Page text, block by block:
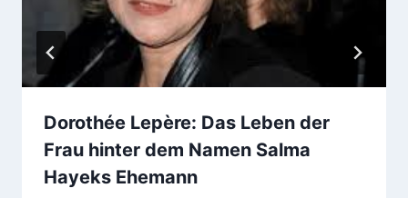
Dorothée Lepère: Das Leben der
Frau hinter dem Namen Salma
Hayeks Ehemann